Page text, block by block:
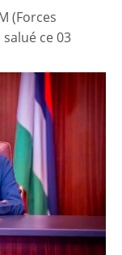
(Forces
ce 03